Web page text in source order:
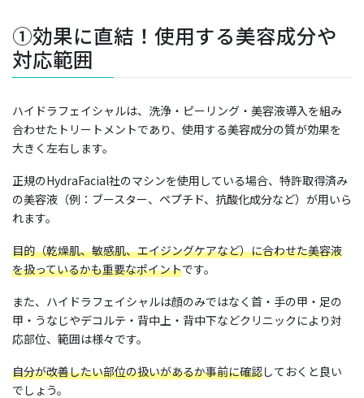
①効果に直結！使用する美容成分や
対応範囲
ハイドラフェイシャルは、洗浄・ピーリング・美容液導入を組み
合わせたトリートメントであり、使用する美容成分の質が効果を
大きく左右します。
正規のHydraFacial社のマシンを使用している場合、特許取得済み
の美容液（例：ブースター、ペプチド、抗酸化成分など）が用いら
れます。
目的（乾燥肌、敏感肌、エイジングケアなど）に合わせた美容液
を扱っているかも重要なポイントです。
また、ハイドラフェイシャルは顔のみではなく首・手の甲・足の
甲・うなじやデコルテ・背中上・背中下などクリニックにより対
応部位、範囲は様々です。
自分が改善したい部位の扱いがあるか事前に確認しておくと良い
でしょう。